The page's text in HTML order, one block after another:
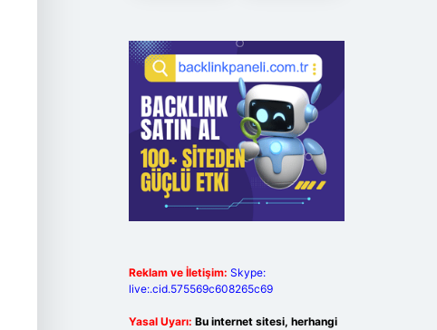
Reklam ve İletişim: Skype:
live:.cid.575569c608265c69
Yasal Uyarı: Bu internet sitesi, herhangi